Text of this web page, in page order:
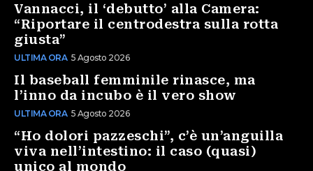
Vannacci, il ‘debutto’ alla Camera:
“Riportare il centrodestra sulla rotta
giusta”
ULTIMA ORA 5 Agosto 2026
Il baseball femminile rinasce, ma
l’inno da incubo è il vero show
ULTIMA ORA 5 Agosto 2026
“Ho dolori pazzeschi”, c’è un’anguilla
viva nell’intestino: il caso (quasi)
unico al mondo